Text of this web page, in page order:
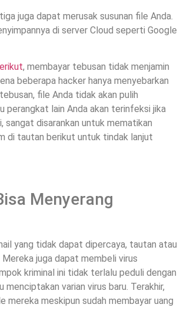
juga dapat merusak susunan file Anda.
di server Cloud seperti Google
, membayar tebusan tidak menjamin
beberapa hacker hanya menyebarkan
file Anda tidak akan pulih
perangkat lain Anda akan terinfeksi jika
sangat disarankan untuk mematikan
di tautan berikut untuk tindak lanjut
Menyerang
yang tidak dapat dipercaya, tautan atau
juga dapat membeli virus
kriminal ini tidak terlalu peduli dengan
varian virus baru. Terakhir,
meskipun sudah membayar uang